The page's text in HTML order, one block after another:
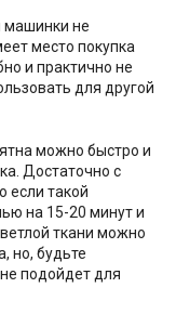
машинки не
место покупка
и практично не
для другой
можно быстро и
Достаточно с
если такой
на 15-20 минут и
ткани можно
но, будьте
подойдет для